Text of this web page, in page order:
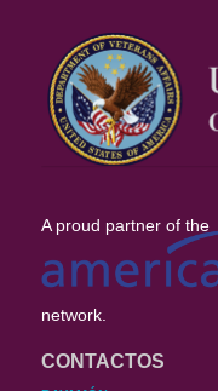
A proud partner of the
network.
CONTACTOS